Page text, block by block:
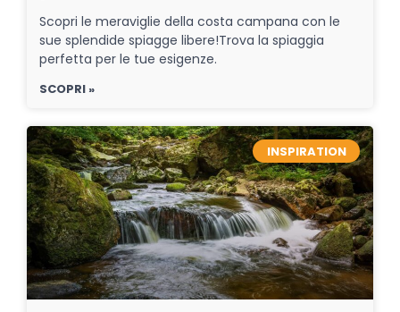
Scopri le meraviglie della costa campana con le
sue splendide spiagge libere!Trova la spiaggia
perfetta per le tue esigenze.
SCOPRI »
INSPIRATION